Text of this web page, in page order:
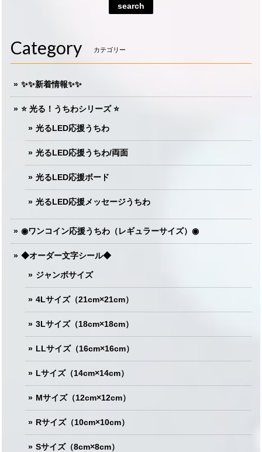
search
Category カテゴリー
✨✨新着情報✨✨
⭐️ 光る！うちわシリーズ ⭐️
光るLED応援うちわ
光るLED応援うちわ/両面
光るLED応援ボード
光るLED応援メッセージうちわ
◉ワンコイン応援うちわ（レギュラーサイズ）◉
◆オーダー文字シール◆
ジャンボサイズ
4Lサイズ（21cm×21cm）
3Lサイズ（18cm×18cm）
LLサイズ（16cm×16cm）
Lサイズ（14cm×14cm）
Mサイズ（12cm×12cm）
Rサイズ（10cm×10cm）
Sサイズ（8cm×8cm）